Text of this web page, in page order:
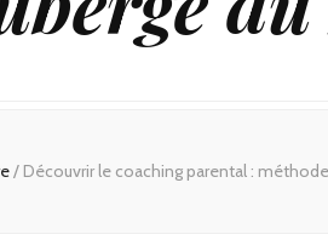
/ Découvrir le coaching parental :